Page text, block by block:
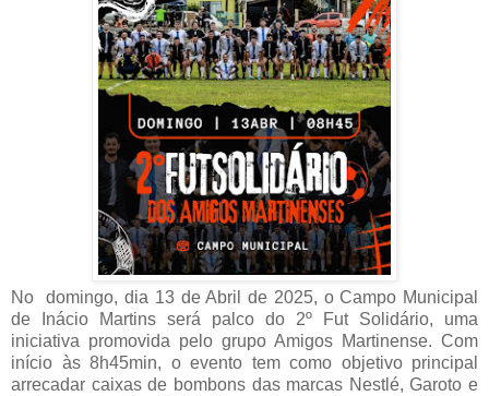
No domingo, dia 13 de Abril de 2025, o Campo Municipal
de Inácio Martins será palco do 2º Fut Solidário, uma
iniciativa promovida pelo grupo Amigos Martinense. Com
início às 8h45min, o evento tem como objetivo principal
arrecadar caixas de bombons das marcas Nestlé, Garoto e